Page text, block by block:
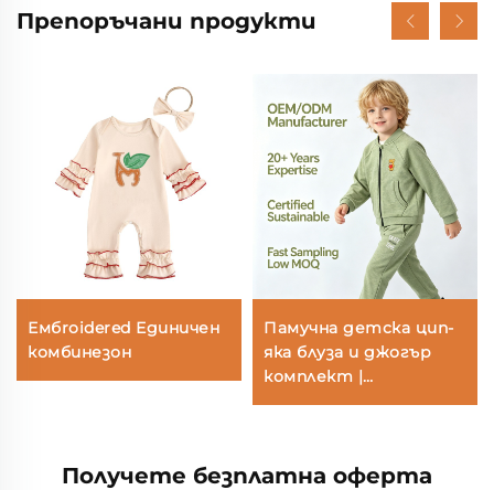
Препоръчани продукти
Ембroidered Единичен
комбинезон
Памучна детска цип-
яка блуза и джогър
комплект |
растителни бои, OEM
Получете безплатна оферта